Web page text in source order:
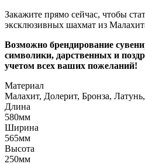
Закажите прямо сейчас, чтобы
эксклюзивных шахмат из
Возможно брендирование
символики, дарственных и
учетом всех ваших пожеланий!
Материал
Малахит, Долерит, Бронза,
Длина
580мм
Ширина
565мм
Высота
250мм